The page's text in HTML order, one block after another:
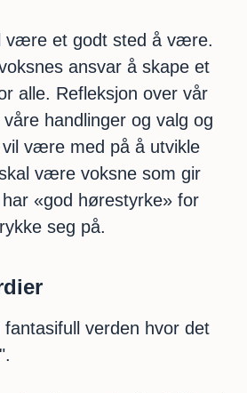
være et godt sted å være.
ansvar å skape et
alle. Refleksjon over vår
handlinger og valg og
være med på å utvikle
være voksne som gir
«god hørestyrke» for
seg på.
verden hvor det